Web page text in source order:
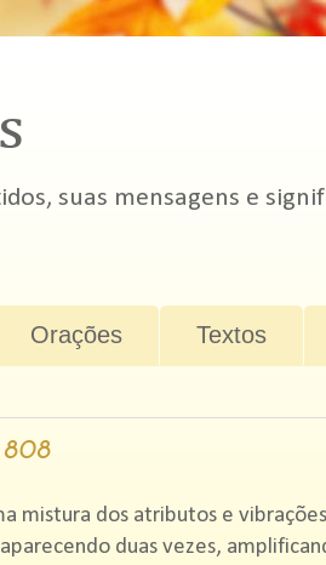
suas mensagens e
Orações Textos
mistura dos atributos e
duas vezes,